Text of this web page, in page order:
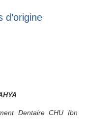
d’origine
Dentaire CHU Ibn